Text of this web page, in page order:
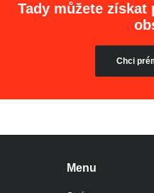
Tady můžete
Chci
Menu